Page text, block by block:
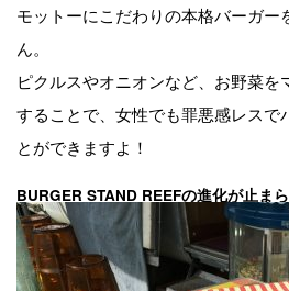
モットーにこだわりの本格バーガー
ん。
ピクルスやオニオンなど、お野菜
することで、女性でも罪悪感レスで
とができますよ！
BURGER STAND REEFの進化が止ま